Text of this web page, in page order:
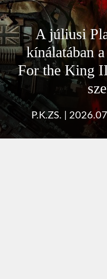
A júliusi
kínálatában
For the King
P.K.ZS.